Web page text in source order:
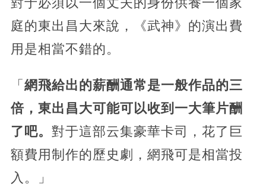
庭的東出昌大來說，《武神》的演出費
用是相當不錯的。
「 網飛給出的薪酬通常是一般作品的三
倍，東出昌大可能可以收到一大筆片酬
了吧。 對于這部云集豪華卡司，花了巨
額費用制作的歷史劇，網飛可是相當投
入。」